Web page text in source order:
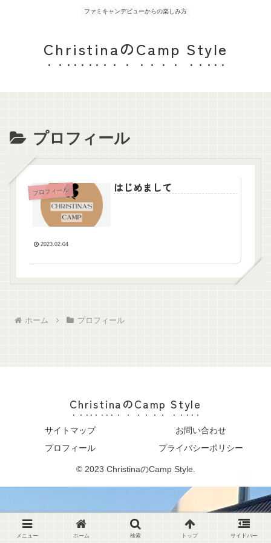
ファミキャンデビューからの楽しみ方
ChristinaのCamp Style
プロフィール
プロフィール はじめまして
2023.02.04
ホーム プロフィール
ChristinaのCamp Style
サイトマップ
お問い合わせ
プロフィール
プライバシーポリシー
© 2023 ChristinaのCamp Style.
メニュー ホーム 検索 トップ サイドバー